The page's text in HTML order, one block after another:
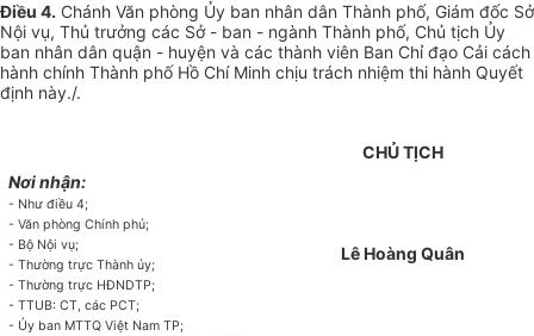
Điều 4. Chánh Văn phòng Ủy ban nhân dân Thành phố, Giám đốc Sở
Nội vụ, Thủ trưởng các Sở - ban - ngành Thành phố, Chủ tịch Ủy
ban nhân dân quận - huyện và các thành viên Ban Chỉ đạo Cải cách
hành chính Thành phố Hồ Chí Minh chịu trách nhiệm thi hành Quyết
định này./.
Nơi nhận:
- Như điều 4;
- Văn phòngChính phủ;
- Bộ Nội vụ;
- Thường trực Thành ủy;
- Thường trực HĐNDTP;
- TTUB: CT, các PCT;
- Ủy ban MTTQ Việt Nam TP;
CHỦ TỊCH
Lê Hoàng Quân